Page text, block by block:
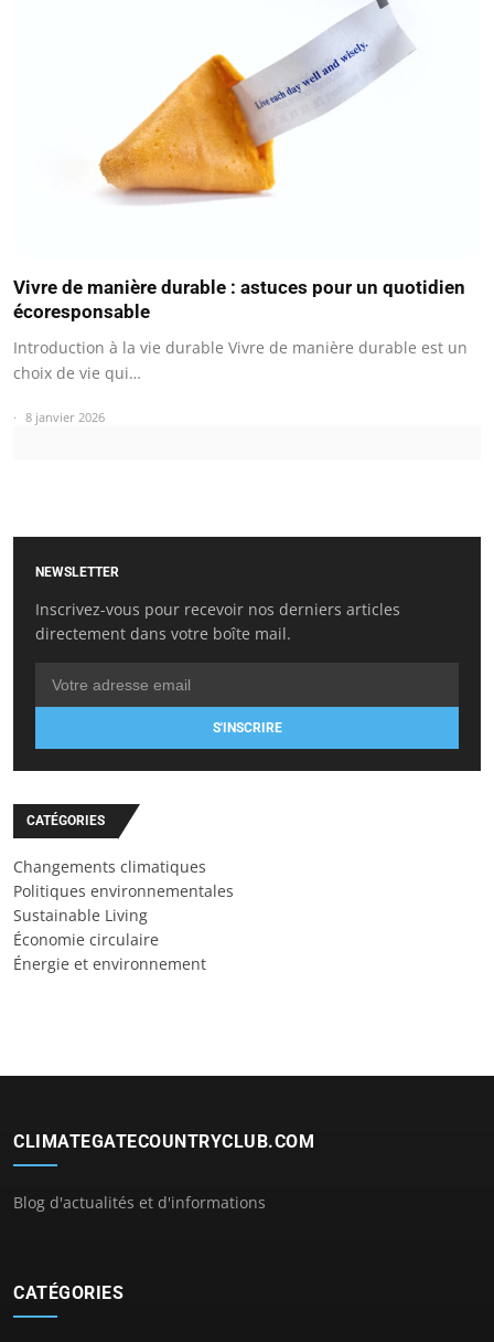
Vivre de manière durable : astuces pour un quotidien
écoresponsable
Introduction à la vie durable Vivre de manière durable est un
choix de vie qui…
8 janvier 2026
NEWSLETTER
Inscrivez-vous pour recevoir nos derniers articles
directement dans votre boîte mail.
S'INSCRIRE
CATÉGORIES
Changements climatiques
Politiques environnementales
Sustainable Living
Économie circulaire
Énergie et environnement
CLIMATEGATECOUNTRYCLUB.COM
Blog d'actualités et d'informations
CATÉGORIES